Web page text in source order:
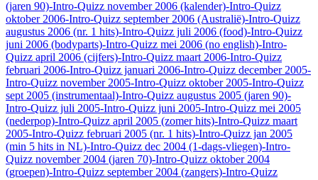
(jaren 90)-Intro-Quizz november 2006 (kalender)-Intro-Quizz
oktober 2006-Intro-Quizz september 2006 (Australië)-Intro-Quizz
augustus 2006 (nr. 1 hits)-Intro-Quizz juli 2006 (food)-Intro-Quizz
juni 2006 (bodyparts)-Intro-Quizz mei 2006 (no english)-Intro-
Quizz april 2006 (cijfers)-Intro-Quizz maart 2006-Intro-Quizz
februari 2006-Intro-Quizz januari 2006-Intro-Quizz december 2005-
Intro-Quizz november 2005-Intro-Quizz oktober 2005-Intro-Quizz
sept 2005 (instrumentaal)-Intro-Quizz augustus 2005 (jaren 90)-
Intro-Quizz juli 2005-Intro-Quizz juni 2005-Intro-Quizz mei 2005
(nederpop)-Intro-Quizz april 2005 (zomer hits)-Intro-Quizz maart
2005-Intro-Quizz februari 2005 (nr. 1 hits)-Intro-Quizz jan 2005
(min 5 hits in NL)-Intro-Quizz dec 2004 (1-dags-vliegen)-Intro-
Quizz november 2004 (jaren 70)-Intro-Quizz oktober 2004
(groepen)-Intro-Quizz september 2004 (zangers)-Intro-Quizz